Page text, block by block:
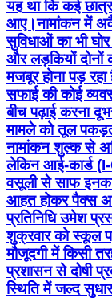
यह था कि कई
आए। ​नामांकन में
सुविधाओं का भी
और लड़कियों दोनों
मजबूर होना पड़
सफाई की कोई
बीच पढ़ाई करना
मामले को तूल पकड़ता
नामांकन शुल्क से
लेकिन आई-कार्ड
वसूली से साफ
आहत होकर पैक्स
प्रतिनिधि उमेश
शुक्रवार को स्कूल
मौजूदगी में किसी
प्रशासन से दोषी
स्थिति में जल्द